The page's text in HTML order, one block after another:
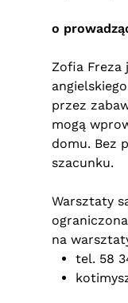
o
Zofia Freza
przez
mogą
domu. Bez
szacunku.
Warsztaty
na
tel. 58